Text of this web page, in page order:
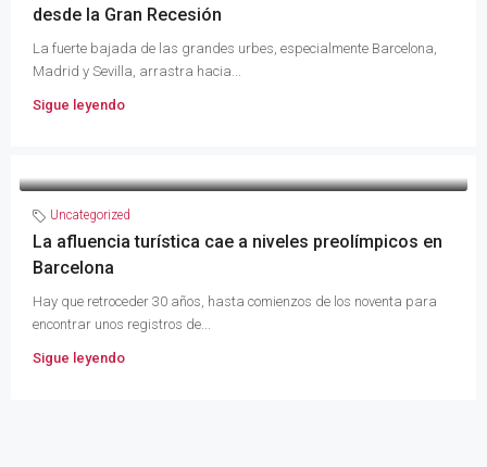
desde la Gran Recesión
La fuerte bajada de las grandes urbes, especialmente Barcelona,
Madrid y Sevilla, arrastra hacia...
Sigue leyendo
Uncategorized
La afluencia turística cae a niveles preolímpicos en
Barcelona
Hay que retroceder 30 años, hasta comienzos de los noventa para
encontrar unos registros de...
Sigue leyendo